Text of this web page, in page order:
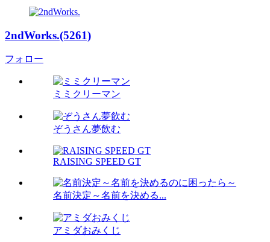
2ndWorks.(5261)
フォロー
ミミクリーマン
ぞうさん夢飲む
RAISING SPEED GT
名前決定～名前を決める...
アミダおみくじ